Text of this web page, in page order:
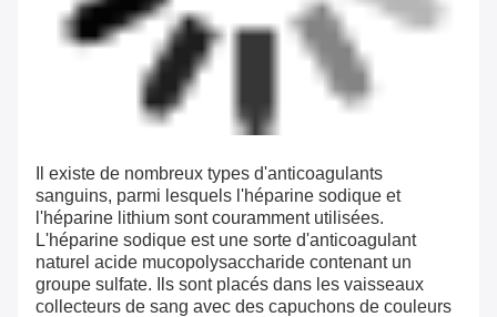
Il existe de nombreux types d'anticoagulants
sanguins, parmi lesquels l'héparine sodique et
l'héparine lithium sont couramment utilisées.
L'héparine sodique est une sorte d'anticoagulant
naturel acide mucopolysaccharide contenant un
groupe sulfate. Ils sont placés dans les vaisseaux
collecteurs de sang avec des capuchons de couleurs